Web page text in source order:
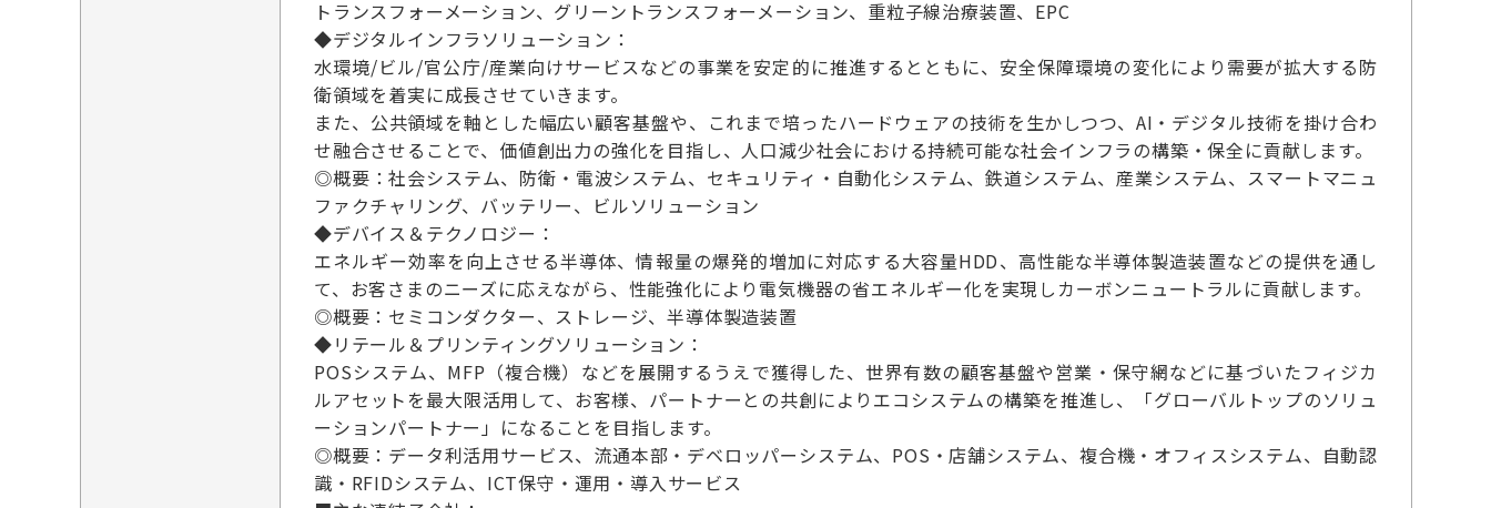
トランスフォーメーション、グリーントランスフォーメーション、重粒子線治療装置、EPC
◆デジタルインフラソリューション：
水環境/ビル/官公庁/産業向けサービスなどの事業を安定的に推進するとともに、安全保障環境の変化により需要が拡大する防
衛領域を着実に成長させていきます。
また、公共領域を軸とした幅広い顧客基盤や、これまで培ったハードウェアの技術を生かしつつ、AI・デジタル技術を掛け合わ
せ融合させることで、価値創出力の強化を目指し、人口減少社会における持続可能な社会インフラの構築・保全に貢献します。
◎概要：社会システム、防衛・電波システム、セキュリティ・自動化システム、鉄道システム、産業システム、スマートマニュ
ファクチャリング、バッテリー、ビルソリューション
◆デバイス＆テクノロジー：
エネルギー効率を向上させる半導体、情報量の爆発的増加に対応する大容量HDD、高性能な半導体製造装置などの提供を通し
て、お客さまのニーズに応えながら、性能強化により電気機器の省エネルギー化を実現しカーボンニュートラルに貢献します。
◎概要：セミコンダクター、ストレージ、半導体製造装置
◆リテール＆プリンティングソリューション：
POSシステム、MFP（複合機）などを展開するうえで獲得した、世界有数の顧客基盤や営業・保守網などに基づいたフィジカ
ルアセットを最大限活用して、お客様、パートナーとの共創によりエコシステムの構築を推進し、「グローバルトップのソリュ
ーションパートナー」になることを目指します。
◎概要：データ利活用サービス、流通本部・デベロッパーシステム、POS・店舗システム、複合機・オフィスシステム、自動認
識・RFIDシステム、ICT保守・運用・導入サービス